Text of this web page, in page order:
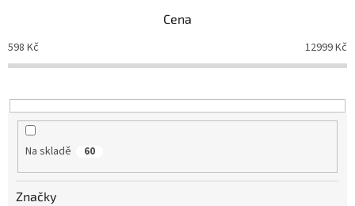
Cena
598 Kč 12999Kč
Na skladě 60
Značky